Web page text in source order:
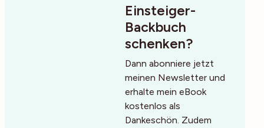
Einsteiger-
Backbuch
schenken?
Dann abonniere jetzt
meinen Newsletter und
erhalte mein eBook
kostenlos als
Dankeschön. Zudem